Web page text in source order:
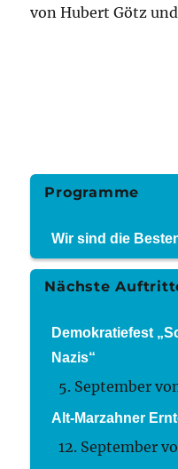
von Hubert Götz
Programme
Wir sind die
Nächste
Demokratiefest
Nazis“
5. September
Alt-Marzahner
12. September